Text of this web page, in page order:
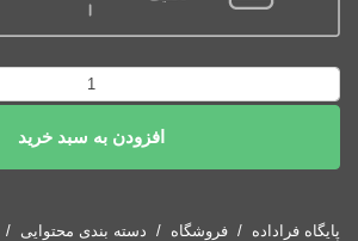
نقشه
فایل
شهر
افزودن به سبد خرید
پایگاه فراداده فروشگاه دسته بندی محتوایی